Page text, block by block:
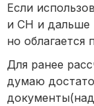
Если
и СН и дальше
но
Для ранее
думаю